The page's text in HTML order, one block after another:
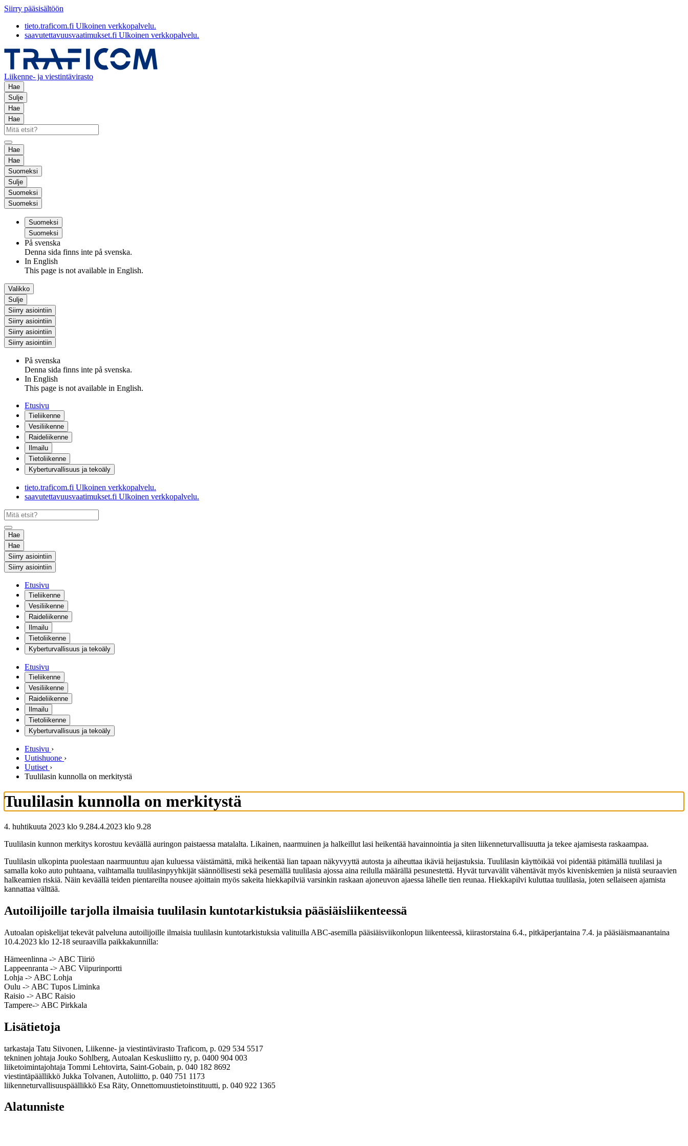
Siirry pääsisältöön
tieto.traficom.fi Ulkoinen verkkopalvelu.
saavutettavuusvaatimukset.fi Ulkoinen verkkopalvelu.
Liikenne- ja viestintävirasto
Hae
Sulje
Hae
Hae
Hae
Hae
Suomeksi
Sulje
Suomeksi
Suomeksi
Suomeksi
Suomeksi
På svenska
Denna sida finns inte på svenska.
In English
This page is not available in English.
Valikko
Sulje
Siirry asiointiin
Siirry asiointiin
Siirry asiointiin
Siirry asiointiin
På svenska
Denna sida finns inte på svenska.
In English
This page is not available in English.
Etusivu
Tieliikenne
Vesiliikenne
Raideliikenne
Ilmailu
Tietoliikenne
Kyberturvallisuus ja tekoäly
tieto.traficom.fi Ulkoinen verkkopalvelu.
saavutettavuusvaatimukset.fi Ulkoinen verkkopalvelu.
Hae
Hae
Siirry asiointiin
Siirry asiointiin
Etusivu
Tieliikenne
Vesiliikenne
Raideliikenne
Ilmailu
Tietoliikenne
Kyberturvallisuus ja tekoäly
Etusivu
Tieliikenne
Vesiliikenne
Raideliikenne
Ilmailu
Tietoliikenne
Kyberturvallisuus ja tekoäly
Etusivu ›
Uutishuone ›
Uutiset ›
Tuulilasin kunnolla on merkitystä
Tuulilasin kunnolla on merkitystä
4. huhtikuuta 2023 klo 9.284.4.2023 klo 9.28
Tuulilasin kunnon merkitys korostuu keväällä auringon paistaessa matalalta. Likainen, naarmuinen ja halkeillut lasi heikentää havainnointia ja siten liikenneturvallisuutta ja tekee ajamisesta raskaampaa.
Tuulilasin ulkopinta puolestaan naarmuuntuu ajan kuluessa väistämättä, mikä heikentää lian tapaan näkyvyyttä autosta ja aiheuttaa ikäviä heijastuksia. Tuulilasin käyttöikää voi pidentää pitämällä tuulilasi ja
samalla koko auto puhtaana, vaihtamalla tuulilasinpyyhkijät säännöllisesti sekä pesemällä tuulilasia ajossa aina reilulla määrällä pesunestettä. Hyvät turvavälit vähentävät myös kiveniskemien ja niistä seuraavien
halkeamien riskiä. Näin keväällä teiden pientareilta nousee ajoittain myös sakeita hiekkapilviä varsinkin raskaan ajoneuvon ajaessa lähelle tien reunaa. Hiekkapilvi kuluttaa tuulilasia, joten sellaiseen ajamista
kannattaa välttää.
Autoilijoille tarjolla ilmaisia tuulilasin kuntotarkistuksia pääsiäisliikenteessä
Autoalan opiskelijat tekevät palveluna autoilijoille ilmaisia tuulilasin kuntotarkistuksia valituilla ABC-asemilla pääsiäisviikonlopun liikenteessä, kiirastorstaina 6.4., pitkäperjantaina 7.4. ja pääsiäismaanantaina
10.4.2023 klo 12-18 seuraavilla paikkakunnilla:
Hämeenlinna -> ABC Tiiriö
Lappeenranta -> ABC Viipurinportti
Lohja -> ABC Lohja
Oulu -> ABC Tupos Liminka
Raisio -> ABC Raisio
Tampere-> ABC Pirkkala
Lisätietoja
tarkastaja Tatu Siivonen, Liikenne- ja viestintävirasto Traficom, p. 029 534 5517
tekninen johtaja Jouko Sohlberg, Autoalan Keskusliitto ry, p. 0400 904 003
liiketoimintajohtaja Tommi Lehtovirta, Saint-Gobain, p. 040 182 8692
viestintäpäällikkö Jukka Tolvanen, Autoliitto, p. 040 751 1173
liikenneturvallisuuspäällikkö Esa Räty, Onnettomuustietoinstituutti, p. 040 922 1365
Alatunniste